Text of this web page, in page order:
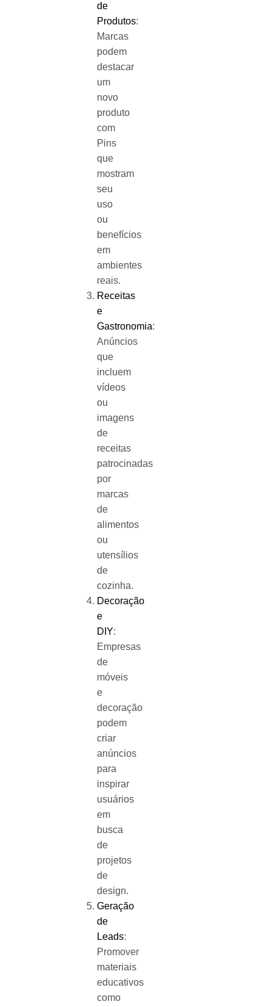
de
Produtos:
Marcas
podem
destacar
um
novo
produto
com
Pins
que
mostram
seu
uso
ou
benefícios
em
ambientes
reais.
Receitas
e
Gastronomia:
Anúncios
que
incluem
vídeos
ou
imagens
de
receitas
patrocinadas
por
marcas
de
alimentos
ou
utensílios
de
cozinha.
Decoração
e
DIY:
Empresas
de
móveis
e
decoração
podem
criar
anúncios
para
inspirar
usuários
em
busca
de
projetos
de
design.
Geração
de
Leads:
Promover
materiais
educativos
como